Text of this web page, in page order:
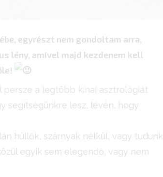
egyrészt nem gondoltam arra,
lény, amivel majd kezdenem kell
persze a legtöbb kínai asztrológiát
segítségünkre lesz, lévén, hogy
hüllők, szárnyak nélkül, vagy tudunk
egyik sem elegendő, vagy nem